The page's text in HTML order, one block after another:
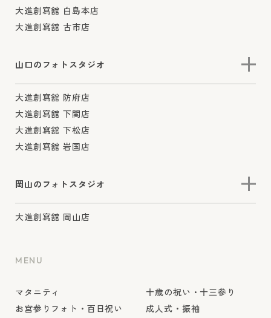
大進創寫舘 白島本店
大進創寫舘 古市店
山口のフォトスタジオ
大進創寫舘 防府店
大進創寫舘 下関店
大進創寫舘 下松店
大進創寫舘 岩国店
岡山のフォトスタジオ
大進創寫舘 岡山店
MENU
マタニティ
お宮参りフォト・百日祝い
十歳の祝い・十三参り
成人式・振袖